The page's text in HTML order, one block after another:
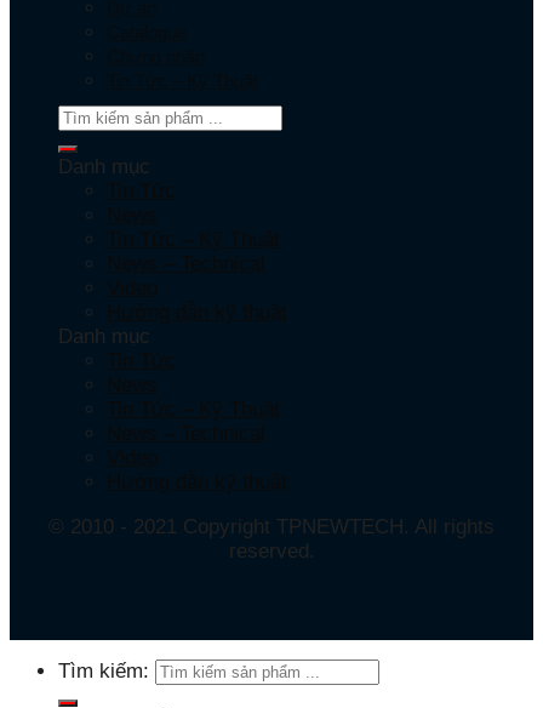
Danh mục
Danh mục
© 2010 - 2021 Copyright TPNEWTECH. All rights
reserved.
Tìm kiếm: